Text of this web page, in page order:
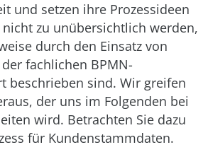
und setzen ihre Prozessideen
zu unübersichtlich werden,
durch den Einsatz von
fachlichen BPMN-
beschrieben sind. Wir greifen
der uns im Folgenden bei
wird. Betrachten Sie dazu
für Kundenstammdaten.